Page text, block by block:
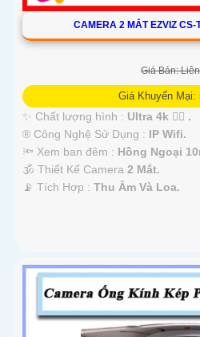
CAMERA 2 MẮT EZVIZ CS-
Giá Bán:
Giá Khuyến Mại:
✨ Chất lượng hình : Ultra 4k 👍🏾 .
®️ Công Nghệ Sử Dụng : IP Wifi.
🔦 Xem ban đêm : Hồng Ngoại
🕉️ Thiết Kế Camera 2 Mắt.
️📡 Tích Hợp : Thu Âm Và Loa.